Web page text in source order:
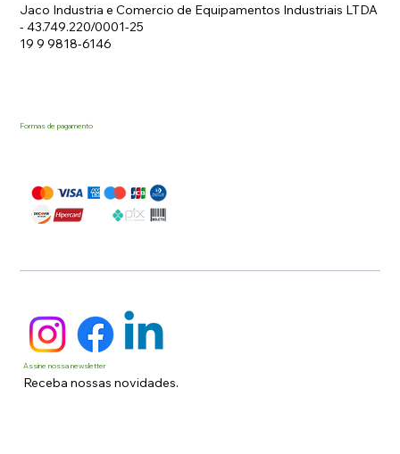
Jaco Industria e Comercio de Equipamentos Industriais LTDA
- 43.749.220/0001-25
19 9 9818-6146
Formas de pagamento
Assine nossa newsletter
Receba nossas novidades.